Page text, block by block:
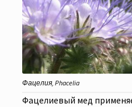
Фацелия, Phacelia
Фацелиевый мед